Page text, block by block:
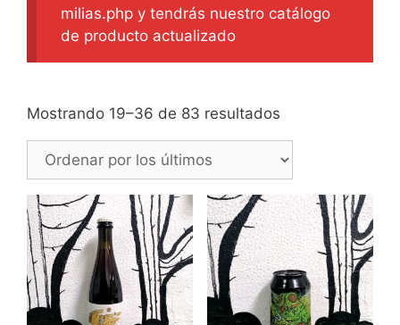
milias.php y tendrás nuestro catálogo
de producto actualizado
Mostrando 19–36 de 83 resultados
los
últimos